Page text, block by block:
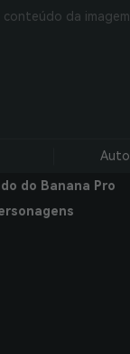
Auto
do Banana Pro